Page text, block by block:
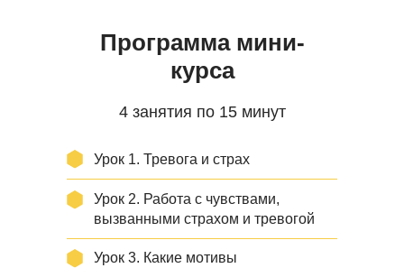
Программа мини-
курса
4 занятия по 15 минут
Урок 3. Какие мотивы
Урок 1. Тревога и страх
Урок 2. Работа с чувствами,
вызванными страхом и тревогой